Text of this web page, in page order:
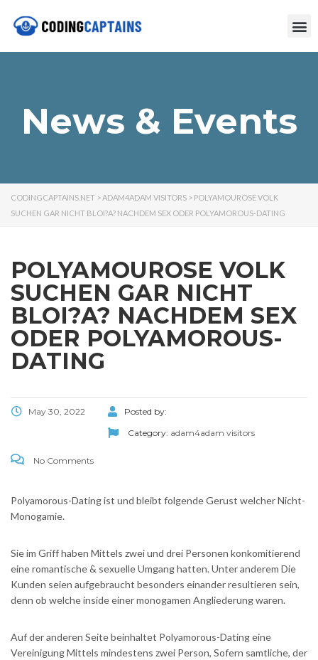
News & Events
CODINGCAPTAINS.NET >ADAM4ADAM VISITORS > POLYAMOUROSE VOLK
SUCHEN GAR NICHT BLOI?A? NACHDEM SEX ODER POLYAMOROUS-DATING
POLYAMOUROSE VOLK
SUCHEN GAR NICHT
BLOI?A? NACHDEM SEX
ODER POLYAMOROUS-
DATING
May 30, 2022
Posted by:
Category: adam4adam visitors
No Comments
Polyamorous-Dating ist und bleibt folgende Gerust welcher Nicht-
Monogamie.
Sie im Griff haben Mittels zwei und drei Personen konkomitierend
eine romantische & sexuelle Umgang hatten. Unter anderem Die
Kunden seien aufgebraucht besonders einander resultieren sein,
denn ob welche inside einer monogamen Angliederung waren.
Auf der anderen Seite beinhaltet Polyamorous-Dating eine
Vereinigung Mittels mindestens zwei Person, Sofern samtliche, der